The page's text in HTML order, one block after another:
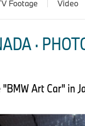
Footage Video
·
Art Car" in